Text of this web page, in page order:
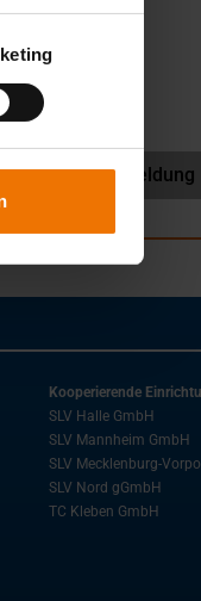
Zur Anmeldung
Kooperierende
SLV Halle GmbH
SLV Mannheim GmbH
SLV Mecklenburg-
SLV Nord gGmbH
TC Kleben GmbH